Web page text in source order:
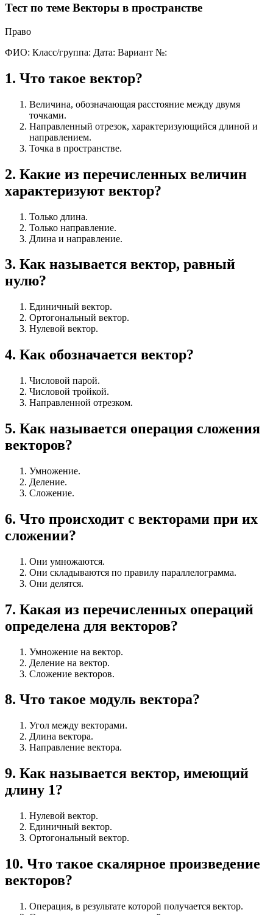
Тест по теме Векторы в пространстве
Право
ФИО: Класс/группа: Дата: Вариант №:
1. Что такое вектор?
Величина, обозначающая расстояние между двумя
точками.
Направленный отрезок, характеризующийся длиной и
направлением.
Точка в пространстве.
2. Какие из перечисленных величин
характеризуют вектор?
Только длина.
Только направление.
Длина и направление.
3. Как называется вектор, равный
нулю?
Единичный вектор.
Ортогональный вектор.
Нулевой вектор.
4. Как обозначается вектор?
Числовой парой.
Числовой тройкой.
Направленной отрезком.
5. Как называется операция сложения
векторов?
Умножение.
Деление.
Сложение.
6. Что происходит с векторами при их
сложении?
Они умножаются.
Они складываются по правилу параллелограмма.
Они делятся.
7. Какая из перечисленных операций
определена для векторов?
Умножение на вектор.
Деление на вектор.
Сложение векторов.
8. Что такое модуль вектора?
Угол между векторами.
Длина вектора.
Направление вектора.
9. Как называется вектор, имеющий
длину 1?
Нулевой вектор.
Единичный вектор.
Ортогональный вектор.
10. Что такое скалярное произведение
векторов?
Операция, в результате которой получается вектор.